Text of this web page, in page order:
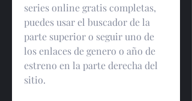
series online gratis completas,
puedes usar el buscador de la
parte superior o seguir uno de
los enlaces de genero o año de
estreno en la parte derecha del
sitio.